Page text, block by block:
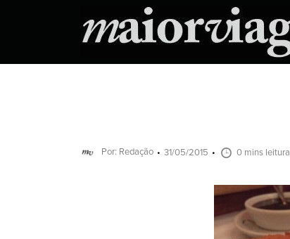
Por: Redação 31/05/2015 0 mins leitura